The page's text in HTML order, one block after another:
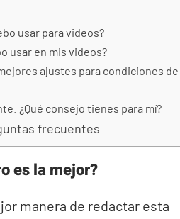
usar para videos?
usar en mis videos?
ajustes para condiciones de
¿Qué consejo tienes para mí?
frecuentes
es la mejor?
manera de redactar esta